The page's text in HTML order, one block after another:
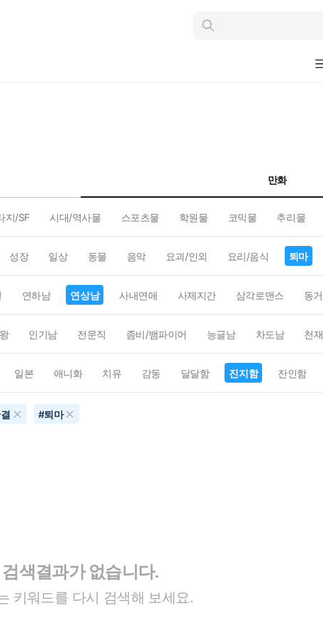
인
만화
지/SF 시대/역사물 스포츠물 학원물 코믹물 추리물
성장 일상 동물 음악 요괴/인외 요리/음식 퇴마
연하남 연상남 사내연애 사제지간 삼각로맨스 동거
인기남 전문직 좀비/뱀파이어 능글남 차도남 천재
일본 애니화 치유 감동 달달함 진지함 잔인함
#퇴마
검색결과가 없습니다.
키워드를 다시 검색해 보세요.